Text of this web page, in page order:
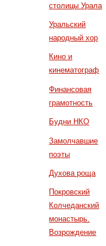
столицы Урала
Уральский
народный хор
Кино и
кинематограф
Финансовая
грамотность
Будни НКО
Замолчавшие
поэты
Духова роща
Покровский
Колчеданский
монастырь.
Возрождение